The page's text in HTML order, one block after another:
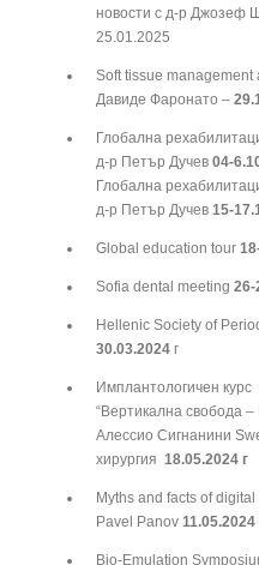
новости с д-р Джозеф
25.01.2025
Soft tissue
Давиде Фаронато –
Глобална
д-р Петър Дучев 04-
Глобална
д-р Петър Дучев 15-
Global education tour 18
Sofia dental meeting 26-
Hellenic Society of
30.03.2024 г
Имплантологичен
“Вертикална свобода
Алессио Сигнанини
хирургия 18.05.2024 г
Myths and facts of
Pavel Panov 11.05.2024
Bio-Emulation